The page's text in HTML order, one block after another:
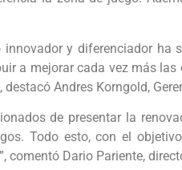
innovador y diferenciador
a mejorar cada vez más
destacó Andres Korngold,
de presentar la
Todo esto, con el
comentó Dario Pariente,